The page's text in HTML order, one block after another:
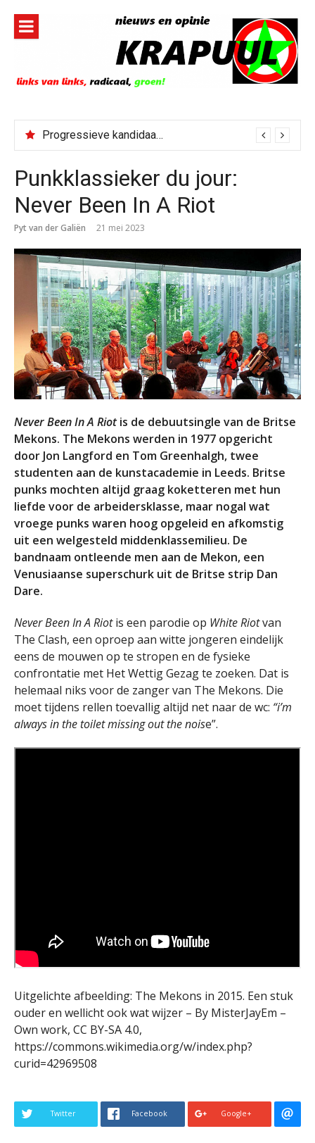
inhoud
Progressieve kandidaat El-Sayed senaatskandidaat Michigan
Punkklassieker du jour:
Never Been In A Riot
Pyt van der Galiën 21 mei 2023
Never Been In A Riotis de debuutsingle van de Britse
Mekons. The Mekons werden in 1977 opgericht
door Jon Langford en Tom Greenhalgh, twee
studenten aan de kunstacademie in Leeds. Britse
punks mochten altijd graag koketteren met hun
liefde voor de arbeidersklasse, maar nogal wat
vroege punks waren hoog opgeleid en afkomstig
uit een welgesteld middenklassemilieu. De
bandnaam ontleende men aan de Mekon, een
Venusiaanse superschurk uit de Britse strip Dan
Dare.
Never Been In A Riotis een parodie op White Riotvan
The Clash, een oproep aan witte jongeren eindelijk
eens de mouwen op te stropen en de fysieke
confrontatie met Het Wettig Gezag te zoeken. Dat is
helemaal niks voor de zanger van The Mekons. Die
moet tijdens rellen toevallig altijd net naar de wc: “i’m
always in the toilet missing out the noise”.
Uitgelichte afbeelding: The Mekons in 2015. Een stuk
ouder en wellicht ook wat wijzer – By MisterJayEm –
Own work, CC BY-SA 4.0,
https://commons.wikimedia.org/w/index.php?
curid=42969508
Twitter Facebook Google+